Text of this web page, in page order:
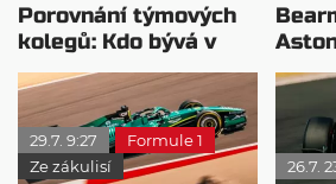
Porovnání týmových
kolegů: Kdo bývá v
sobotu nejrychlejší?
29.7. 9:27
Formule 1
Ze zákulisí
26.7.